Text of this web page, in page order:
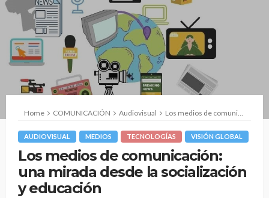
Home COMUNICACIÓN Audiovisual Los medios de comunicación: una mirada desde la socialización y educación
AUDIOVISUAL MEDIOS TECNOLOGÍAS VISIÓN GLOBAL
Los medios de comunicación:
una mirada desde la socialización
y educación